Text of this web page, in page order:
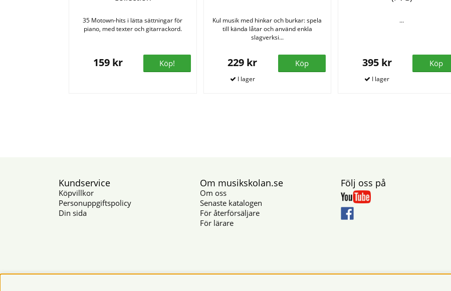
35 Motown-hits i lätta sättningar för
piano, med texter och gitarrackord.
159 kr Köp!
Kul musik med hinkar och burkar: spela
till kända låtar och använd enkla
slagverksi...
229 kr Köp
...
395 kr Köp
Kundservice
Köpvillkor
Personuppgiftspolicy
Din sida
Om musikskolan.se
Om oss
Senaste katalogen
För återförsäljare
För lärare
Följ oss på
Säkra betalningar